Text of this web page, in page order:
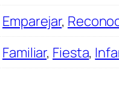
Emparejar,
Familiar, Fiesta,